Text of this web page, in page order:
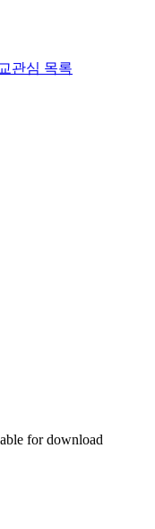
관심 목록
for download